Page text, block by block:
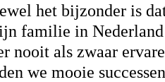
het bijzonder is
familie in
nooit als zwaar
we mooie